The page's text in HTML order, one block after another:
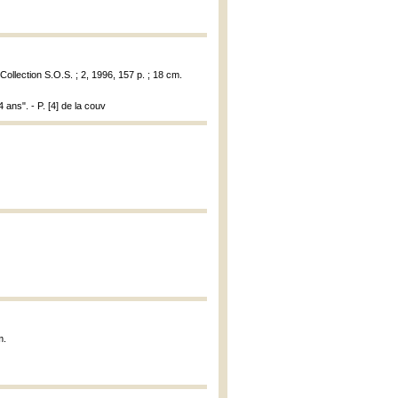
S.O.S. ; 2, 1996, 157 p. ; 18 cm.
ans". - P. [4] de la couv